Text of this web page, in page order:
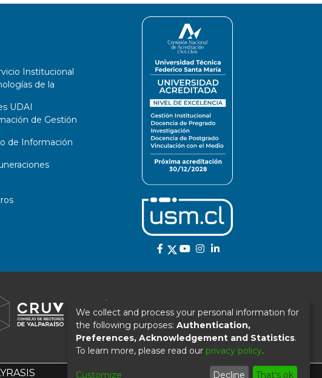
Institucional
de la
UDAI
de Gestión
de Información
We collect and process your personal information for
the following purposes: Authentication,
Preferences, Acknowledgement and Statistics.
To learn more, please read our privacy policy.
Customize Decline That's ok